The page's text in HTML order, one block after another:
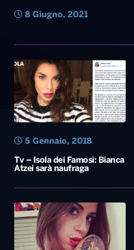
8 Giugno, 2021
Tv – Isola dei Famosi: Bianca
Atzei sarà naufraga
5 Gennaio, 2018